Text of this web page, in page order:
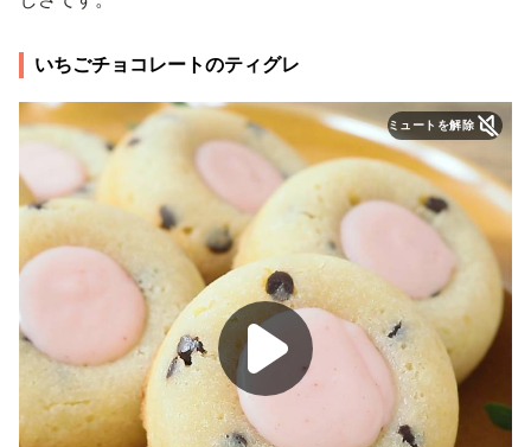
いちごチョコレートのティグレ
ミュートを解除